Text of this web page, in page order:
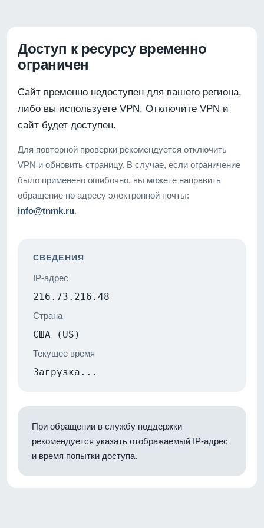
Доступ к ресурсу временно
ограничен
Сайт временно недоступен для вашего региона,
либо вы используете VPN. Отключите VPN и
сайт будет доступен.
Для повторной проверки рекомендуется отключить
VPN и обновить страницу. В случае, если ограничение
было применено ошибочно, вы можете направить
обращение по адресу электронной почты:
info@tnmk.ru.
СВЕДЕНИЯ
IP-адрес
216.73.216.48
Страна
США (US)
Текущее время
Загрузка...
При обращении в службу поддержки
рекомендуется указать отображаемый IP-адрес
и время попытки доступа.